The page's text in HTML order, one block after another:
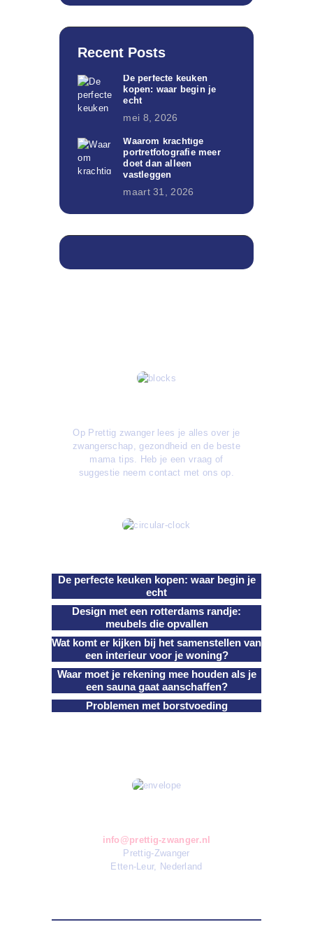
Recent Posts
De perfecte keuken
kopen: waar begin je
echt
mei 8, 2026
Waarom krachtige
portretfotografie meer
doet dan alleen
vastleggen
maart 31, 2026
Op Prettig zwanger lees je alles over je
zwangerschap, gezondheid en de beste
mama tips. Heb je een vraag of
suggestie neem contact met ons op.
De perfecte keuken kopen: waar begin je
echt
Design met een rotterdams randje:
meubels die opvallen
Wat komt er kijken bij het samenstellen van
een interieur voor je woning?
Waar moet je rekening mee houden als je
een sauna gaat aanschaffen?
Problemen met borstvoeding
info@prettig-zwanger.nl
Prettig-Zwanger
Etten-Leur, Nederland